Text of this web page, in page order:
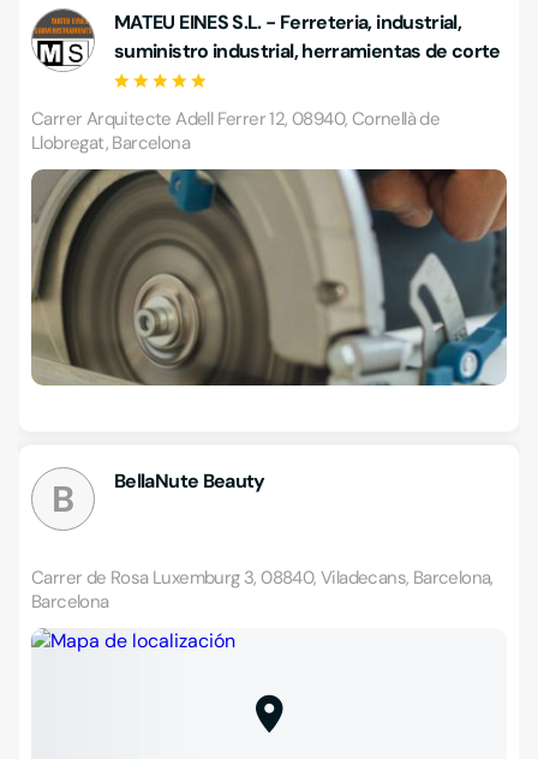
MATEU EINES S.L. - Ferreteria, industrial,
suministro industrial, herramientas de corte
Carrer Arquitecte Adell Ferrer 12, 08940, Cornellà de
Llobregat, Barcelona
B BellaNute Beauty
Carrer de Rosa Luxemburg 3, 08840, Viladecans, Barcelona,
Barcelona